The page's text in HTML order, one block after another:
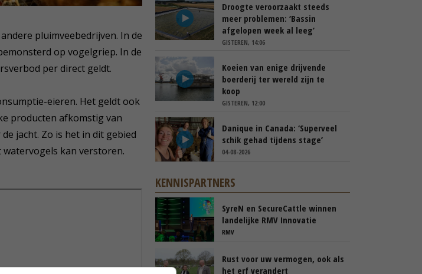
pluimveebedrijven. In de
op vogelgriep. In de
per direct geldt.
eieren. Het geldt ook
producten afkomstig van
jacht. Zo is het in dit gebied
kan verstoren.
Droogte veroorzaakt steeds
meer problemen: ‘Bassin
afgelopen week al leeg’
GISTEREN, 14:06
Koeien van enige drijvende
boerderij ter wereld zijn te
koop
GISTEREN, 12:00
Danique in Canada: ‘Superveel
schik gehad tijdens stage’
04-08-2026
KENNISPARTNERS
SyreN en SecureCattle winnen
landelijke RMV Innovatie
Awards
RMV
Rust voor uw vermogen, ook als
het erf verandert